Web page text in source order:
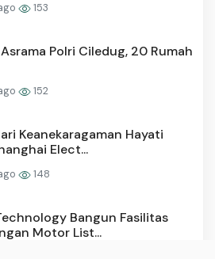
153
Polri Ciledug, 20 Rumah
152
Keanekaragaman Hayati
Elect...
148
Bangun Fasilitas
Motor List...